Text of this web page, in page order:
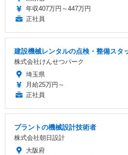
年収407万円～447万円
正社員
建設機械レンタルの点検・整備スタ
株式会社けんせつパーク
埼玉県
月給25万円～
正社員
プラントの機械設計技術者
株式会社朝日設計
大阪府